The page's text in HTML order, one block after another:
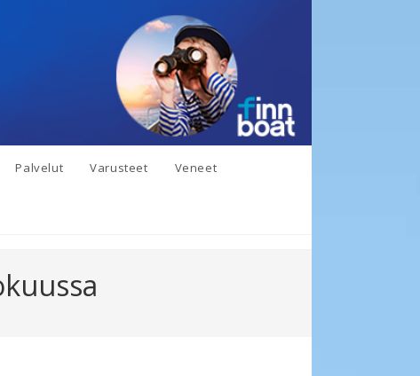
Palvelut Varusteet Veneet